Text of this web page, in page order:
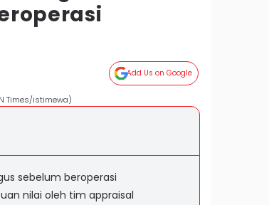
Add Us on Google
Times/istimewa)
sebelum beroperasi
nilai oleh tim appraisal